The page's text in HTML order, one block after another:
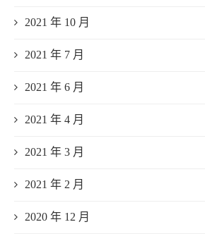
2021 年 10 月
2021 年 7 月
2021 年 6 月
2021 年 4 月
2021 年 3 月
2021 年 2 月
2020 年 12 月